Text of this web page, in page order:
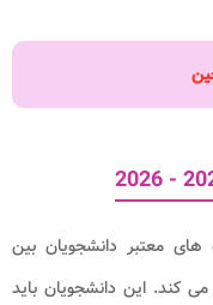
های معتبر دانشجویان بین
کند. این دانشجویان باید